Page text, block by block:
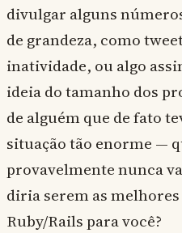
divulgar alguns
de grandeza, como
inatividade, ou algo
ideia do tamanho dos
de alguém que de fato
situação tão enorme —
provavelmente nunca
diria serem as
Ruby/Rails para você?